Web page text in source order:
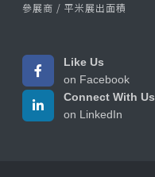
參展商 / 平米展出面積
Like Us
on Facebook
Connect With Us
on LinkedIn